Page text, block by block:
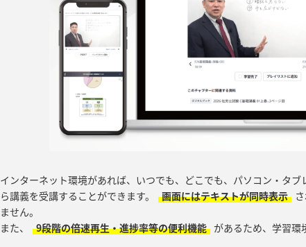
インターネット環境があれば、いつでも、どこでも、パソコン・タ
ら講義を受講することができます。
画面にはテキストが同時表示
ません。
また、
9段階の倍速再生・進捗率等の便利機能 があるため、学習環